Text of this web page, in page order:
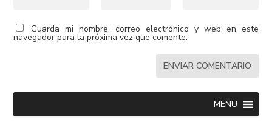
Guarda mi nombre, correo electrónico y web en este
navegador para la próxima vez que comente.
MENU